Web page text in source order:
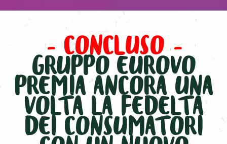
– CONCLUSO –
GRUPPO EUROVO
PREMIA ANCORA UNA
VOLTA LA FEDELTÀ
DEI CONSUMATORI